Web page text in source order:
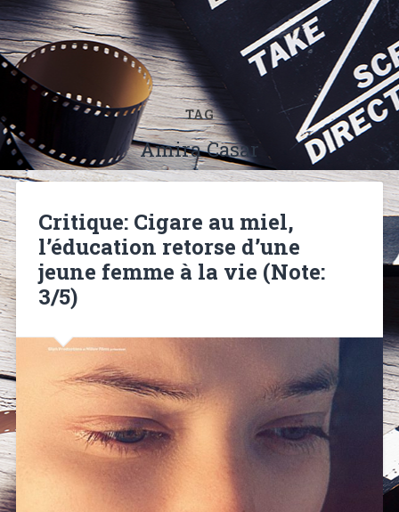
TAG
Amira Casar
Critique: Cigare au miel,
l’éducation retorse d’une
jeune femme à la vie (Note:
3/5)